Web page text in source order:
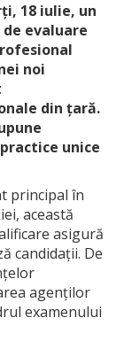
18 iulie, un
evaluare
noi
din țară.
unice
principal în
această
asigură
candidații. De
agenților
examenului